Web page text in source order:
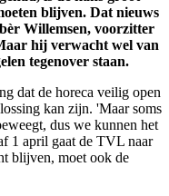
blijven. Dat nieuws
Willemsen, voorzitter
hij verwacht wel van
tegenover staan.
dat de horeca veilig open
kan zijn. 'Maar soms
dus we kunnen het
1 april gaat de TVL naar
blijven, moet ook de